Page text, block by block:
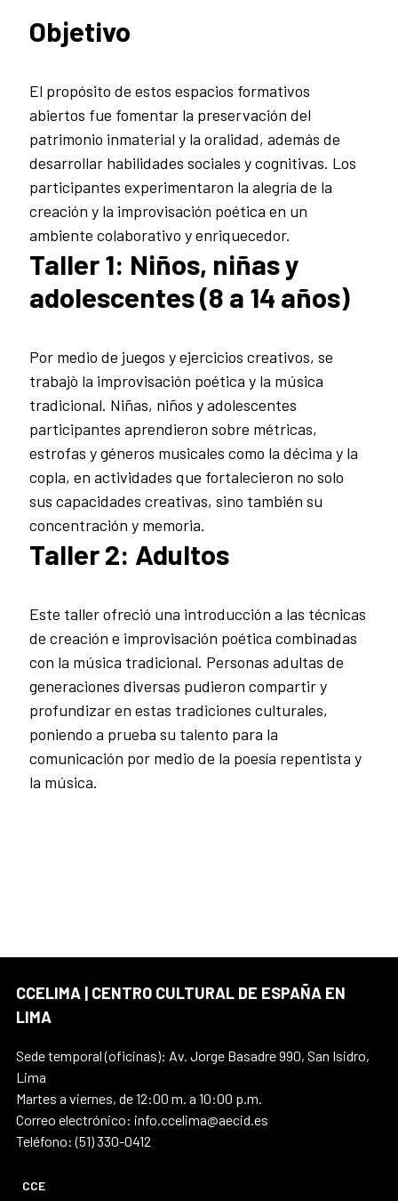
Objetivo
El propósito de estos espacios formativos
abiertos fue fomentar la preservación del
patrimonio inmaterial y la oralidad, además de
desarrollar habilidades sociales y cognitivas. Los
participantes experimentaron la alegría de la
creación y la improvisación poética en un
ambiente colaborativo y enriquecedor.
Taller 1: Niños, niñas y
adolescentes (8 a 14 años)
Por medio de juegos y ejercicios creativos, se
trabajò la improvisación poética y la música
tradicional. Niñas, niños y adolescentes
participantes aprendieron sobre métricas,
estrofas y géneros musicales como la décima y la
copla, en actividades que fortalecieron no solo
sus capacidades creativas, sino también su
concentración y memoria.
Taller 2: Adultos
Este taller ofreció una introducción a las técnicas
de creación e improvisación poética combinadas
con la música tradicional. Personas adultas de
generaciones diversas pudieron compartir y
profundizar en estas tradiciones culturales,
poniendo a prueba su talento para la
comunicación por medio de la poesía repentista y
la música.
CCELIMA | CENTRO CULTURAL DE ESPAÑA EN
LIMA
Sede temporal (oficinas): Av. Jorge Basadre 990, San Isidro,
Lima
Martes a viernes, de 12:00 m. a 10:00 p.m.
Correo electrónico: info.ccelima@aecid.es
Teléfono: (51) 330-0412
CCE